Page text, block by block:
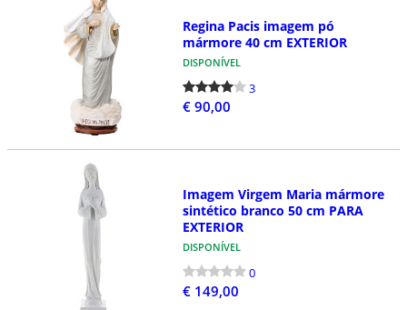
Regina Pacis imagem pó
mármore 40 cm EXTERIOR
DISPONÍVEL
3
€ 90,00
Imagem Virgem Maria mármore
sintético branco 50 cm PARA
EXTERIOR
DISPONÍVEL
0
€ 149,00